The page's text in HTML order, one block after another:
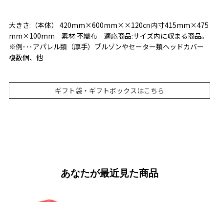
大きさ:（本体） 420mm×600mm××120㎝ 内寸415mm×475
mm×100mm 素材:不織布 適応商品:サイズ内に収まる商品。
※例･･･アパレル類（厚手）ブルゾンやセーター類ヘッドカバー
複数個、他
ギフト袋・ギフトボックスはこちら
あなたが最近見た商品